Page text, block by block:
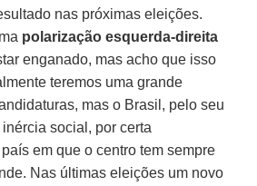
nas próximas eleições.
polarização esquerda-direita
enganado, mas acho que isso
teremos uma grande
mas o Brasil, pelo seu
social, por certa
em que o centro tem sempre
Nas últimas eleições um novo